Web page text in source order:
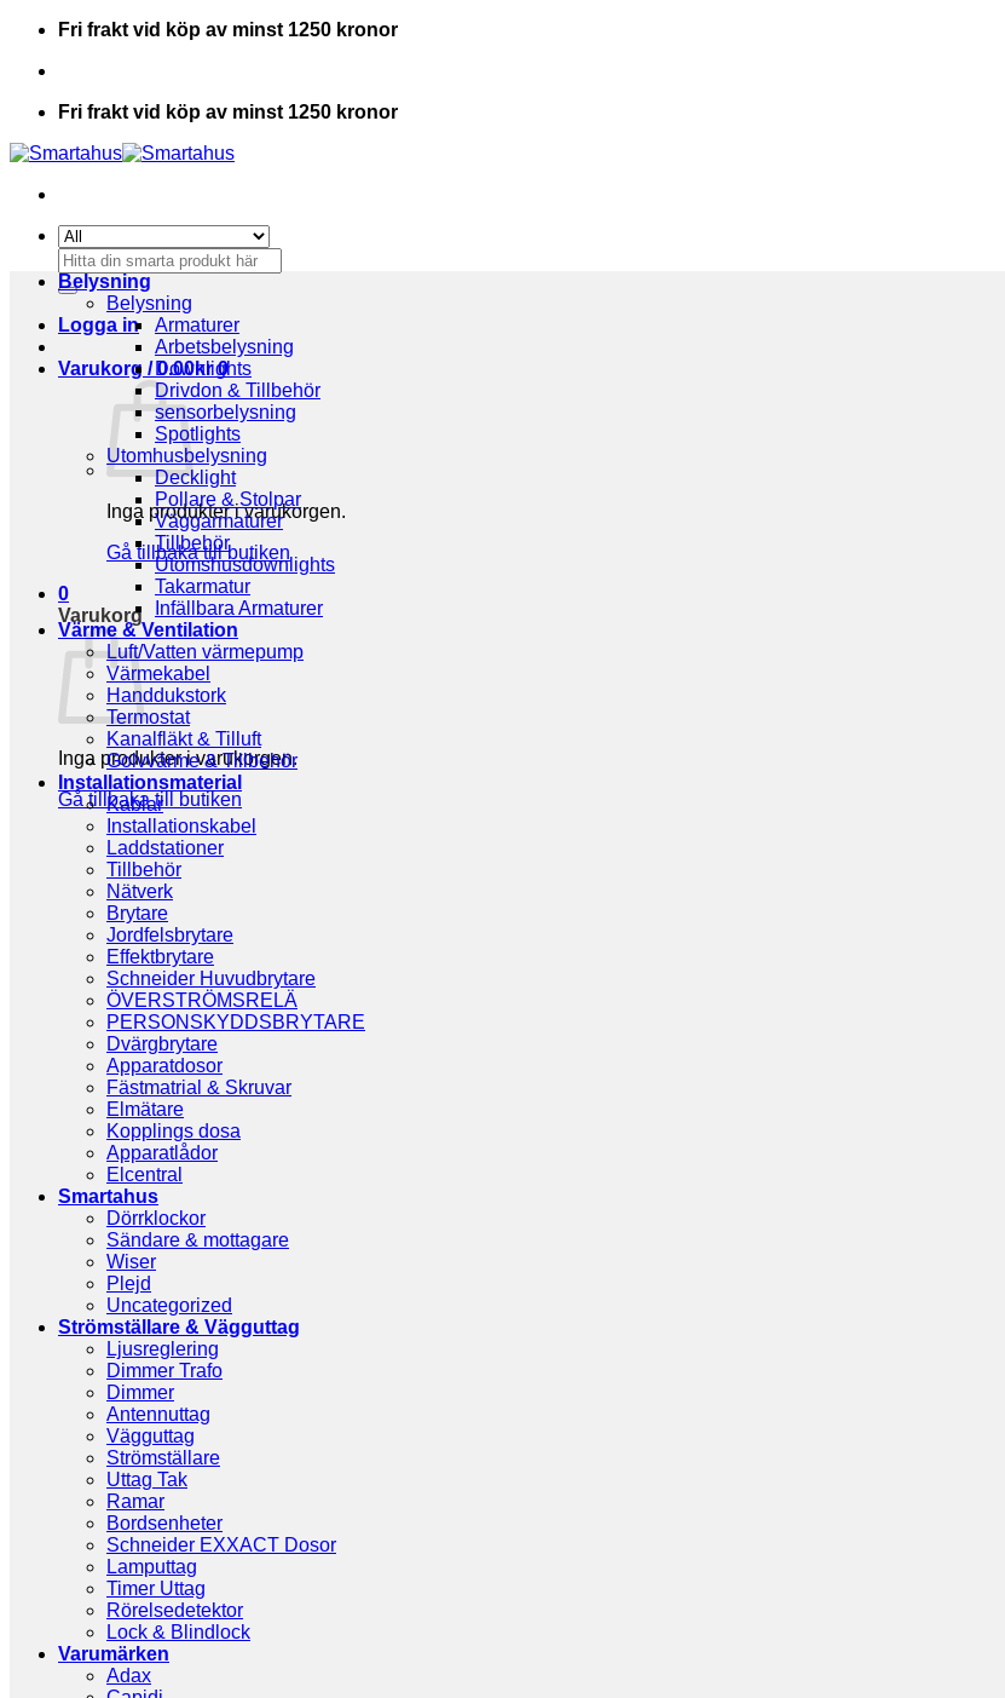
Skip
content
Fri frakt vid köp av minst 1250 kronor
Fri frakt vid köp av minst 1250 kronor
Sök
efter:
Logga in
Varukorg /0.00kr 0
Inga produkter i varukorgen.
Gå tillbaka till butiken
0
Varukorg
Inga produkter i varukorgen.
Gå tillbaka till butiken
Belysning
Belysning
Armaturer
Arbetsbelysning
Downlights
Drivdon & Tillbehör
sensorbelysning
Spotlights
Utomhusbelysning
Decklight
Pollare & Stolpar
Väggarmaturer
Tillbehör
Utomshusdownlights
Takarmatur
Infällbara Armaturer
Värme & Ventilation
Luft/Vatten värmepump
Värmekabel
Handdukstork
Termostat
Kanalfläkt & Tilluft
Golvvärme & Tillbehör
Installationsmaterial
Kablar
Installationskabel
Laddstationer
Tillbehör
Nätverk
Brytare
Jordfelsbrytare
Effektbrytare
Schneider Huvudbrytare
ÖVERSTRÖMSRELÄ
PERSONSKYDDSBRYTARE
Dvärgbrytare
Apparatdosor
Fästmatrial & Skruvar
Elmätare
Kopplings dosa
Apparatlådor
Elcentral
Smartahus
Dörrklockor
Sändare & mottagare
Wiser
Plejd
Uncategorized
Strömställare & Vägguttag
Ljusreglering
Dimmer Trafo
Dimmer
Antennuttag
Vägguttag
Strömställare
Uttag Tak
Ramar
Bordsenheter
Schneider EXXACT Dosor
Lamputtag
Timer Uttag
Rörelsedetektor
Lock & Blindlock
Varumärken
Adax